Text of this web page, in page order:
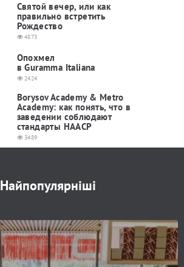
Святой вечер, или как
правильно встретить
Рождество
4873
Опохмел
в Guramma Italiana
2424
Borysov Academy & Metro
Academy: как понять, что в
заведении соблюдают
стандарты HAACP
3489
Найпопулярніші